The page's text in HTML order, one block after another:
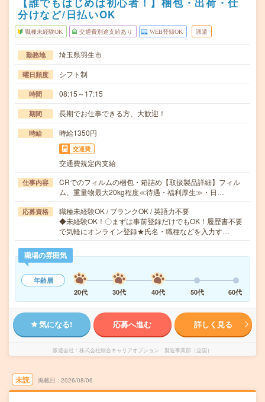
分けなど/日払いOK
職種未経験OK 交通費別途支給あり WEB登録OK 派遣
勤務地 埼玉県羽生市
曜日頻度 シフト制
時間 08:15～17:15
期間 長期でお仕事できる方、大歓迎！
時給 時給1350円
交通費
交通費規定内支給
仕事内容
CRでのフィルムの梱包・箱詰め【取扱製品詳細】フィル
ム、重量物最大20kg程度≪待遇・福利厚生≫・日…
応募資格
職種未経験OK / ブランクOK / 英語力不要
◆未経験OK！〇まずは事前登録だけでもOK！履歴書不要
で気軽にオンライン登録★氏名・職種などを入力す…
職場の雰囲気
年齢層
20代
30代 40代 50代 60代
気になる! 応募へ進む 詳しく見る
派遣会社 株式会社綜合キャリアオプション 製造事業部（全国）
未読 掲載日 2026/08/06